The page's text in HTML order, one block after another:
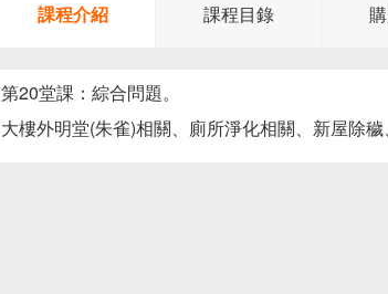
課程介紹 課程目錄
第20堂課：綜合問題。
大樓外明堂(朱雀)相關、廁所淨化相關、新屋除穢